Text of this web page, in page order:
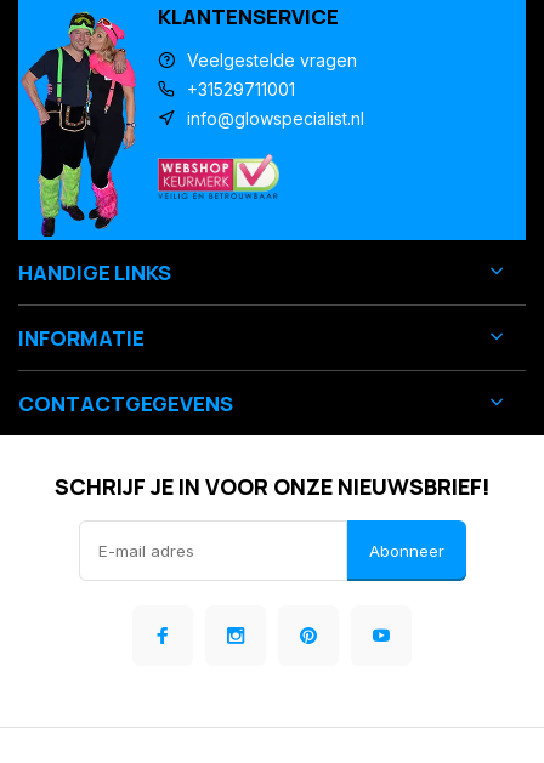
KLANTENSERVICE
Veelgestelde vragen
+31529711001
info@glowspecialist.nl
HANDIGE LINKS
INFORMATIE
CONTACTGEGEVENS
SCHRIJF JE IN VOOR ONZE NIEUWSBRIEF!
Abonneer